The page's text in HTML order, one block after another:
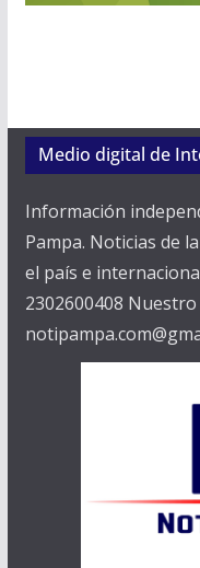
Medio digital de
Información
Pampa. Noticias de
el país e
2302600408 Nuestro